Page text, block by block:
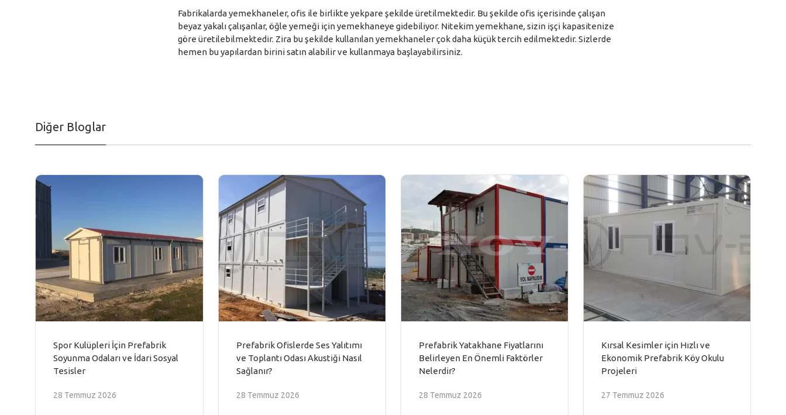
Fabrikalarda yemekhaneler, ofis ile birlikte yekpare şekilde üretilmektedir. Bu şekilde ofis içerisinde çalışan
beyaz yakalı çalışanlar, öğle yemeği için yemekhaneye gidebiliyor. Nitekim yemekhane, sizin işçi kapasitenize
göre üretilebilmektedir. Zira bu şekilde kullanılan yemekhaneler çok daha küçük tercih edilmektedir. Sizlerde
hemen bu yapılardan birini satın alabilir ve kullanmaya başlayabilirsiniz.
Diğer Bloglar
Spor Kulüpleri İçin Prefabrik
Soyunma Odaları ve İdari Sosyal
Tesisler
28 Temmuz 2026
Prefabrik Ofislerde Ses Yalıtımı
ve Toplantı Odası Akustiği Nasıl
Sağlanır?
28 Temmuz 2026
Prefabrik Yatakhane Fiyatlarını
Belirleyen En Önemli Faktörler
Nelerdir?
28 Temmuz 2026
Kırsal Kesimler için Hızlı ve
Ekonomik Prefabrik Köy Okulu
Projeleri
27 Temmuz 2026